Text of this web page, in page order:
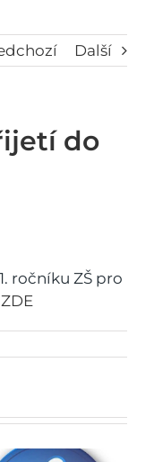
Další
do
ročníku ZŠ pro
ZDE